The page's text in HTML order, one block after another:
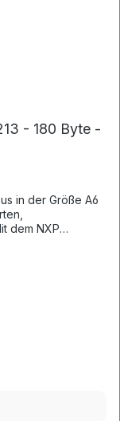
- 180 Byte -
in der Größe A6
dem NXP